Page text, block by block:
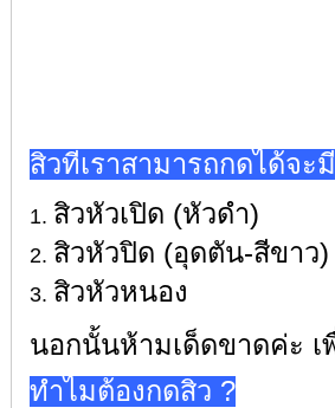
สิวที่เราสามารถกดได้จ
สิวหัวเปิด (หัวดำ)
สิวหัวปิด (อุดตัน-สีขาว)
สิวหัวหนอง
นอกนั้นห้ามเด็ดขาดค่ะ
ทำไมต้องกดสิว ?